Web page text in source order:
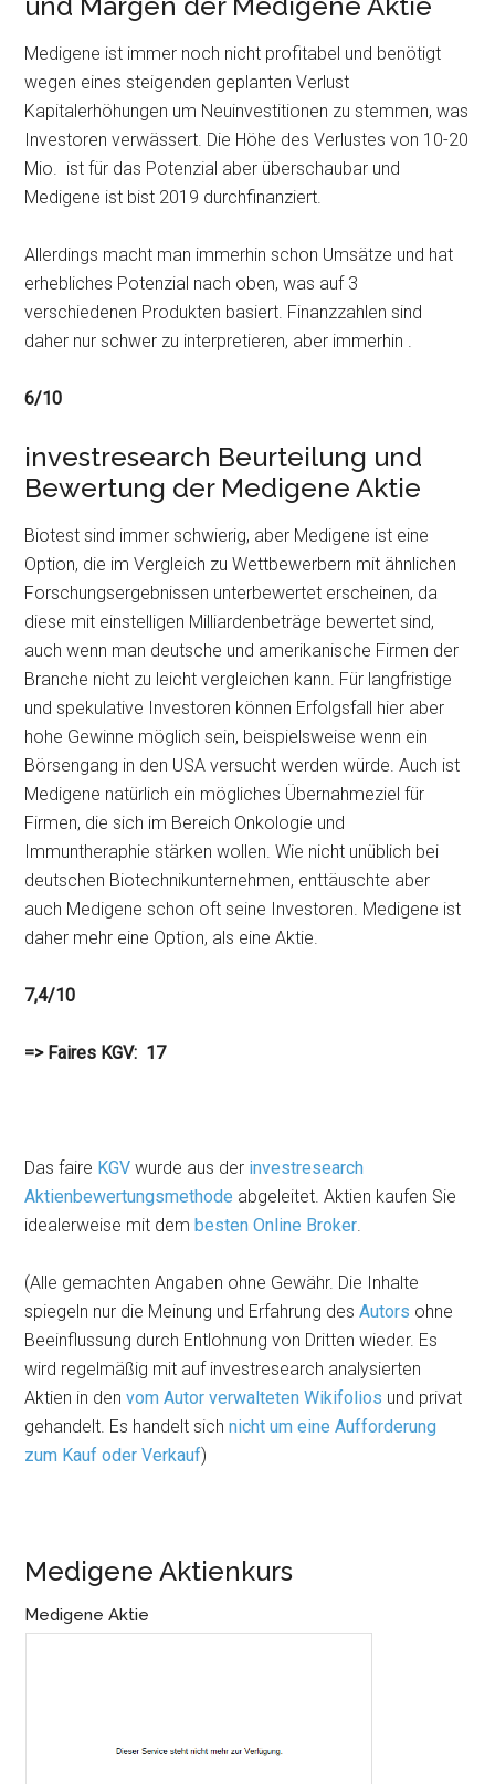
Medigene ist immer noch nicht profitabel und benötigt
wegen eines steigenden geplanten Verlust
Kapitalerhöhungen um Neuinvestitionen zu stemmen, was
Investoren verwässert. Die Höhe des Verlustes von 10-20
Mio. ist für das Potenzial aber überschaubar und
Medigene ist bist 2019 durchfinanziert.
Allerdings macht man immerhin schon Umsätze und hat
erhebliches Potenzial nach oben, was auf 3
verschiedenen Produkten basiert. Finanzzahlen sind
daher nur schwer zu interpretieren, aber immerhin .
6/10
investresearch Beurteilung und
Bewertung der Medigene Aktie
Biotest sind immer schwierig, aber Medigene ist eine
Option, die im Vergleich zu Wettbewerbern mit ähnlichen
Forschungsergebnissen unterbewertet erscheinen, da
diese mit einstelligen Milliardenbeträge bewertet sind,
auch wenn man deutsche und amerikanische Firmen der
Branche nicht zu leicht vergleichen kann. Für langfristige
und spekulative Investoren können Erfolgsfall hier aber
hohe Gewinne möglich sein, beispielsweise wenn ein
Börsengang in den USA versucht werden würde. Auch ist
Medigene natürlich ein mögliches Übernahmeziel für
Firmen, die sich im Bereich Onkologie und
Immuntheraphie stärken wollen. Wie nicht unüblich bei
deutschen Biotechnikunternehmen, enttäuschte aber
auch Medigene schon oft seine Investoren. Medigene ist
daher mehr eine Option, als eine Aktie.
7,4/10
=> Faires KGV: 17
Das faire KGV wurde aus der investresearch
Aktienbewertungsmethode abgeleitet. Aktien kaufen Sie
idealerweise mit dembesten Online Broker.
(Alle gemachten Angaben ohne Gewähr. Die Inhalte
spiegeln nur die Meinung und Erfahrung desAutors ohne
Beeinflussung durch Entlohnung von Dritten wieder. Es
wird regelmäßig mit auf investresearch analysierten
Aktien in denvom Autor verwalteten Wikifolios und privat
gehandelt. Es handelt sichnicht um eine Aufforderung
zum Kauf oder Verkauf)
Medigene Aktienkurs
Medigene Aktie